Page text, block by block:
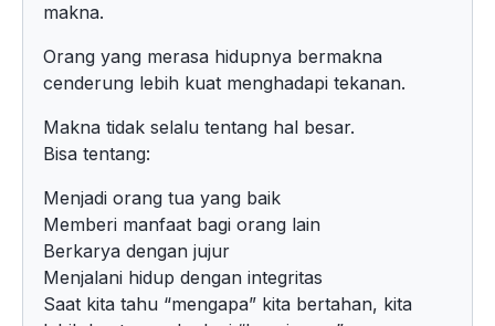
makna.
Orang yang merasa hidupnya bermakna
cenderung lebih kuat menghadapi tekanan.
Makna tidak selalu tentang hal besar.
Bisa tentang:
Menjadi orang tua yang baik
Memberi manfaat bagi orang lain
Berkarya dengan jujur
Menjalani hidup dengan integritas
Saat kita tahu “mengapa” kita bertahan, kita